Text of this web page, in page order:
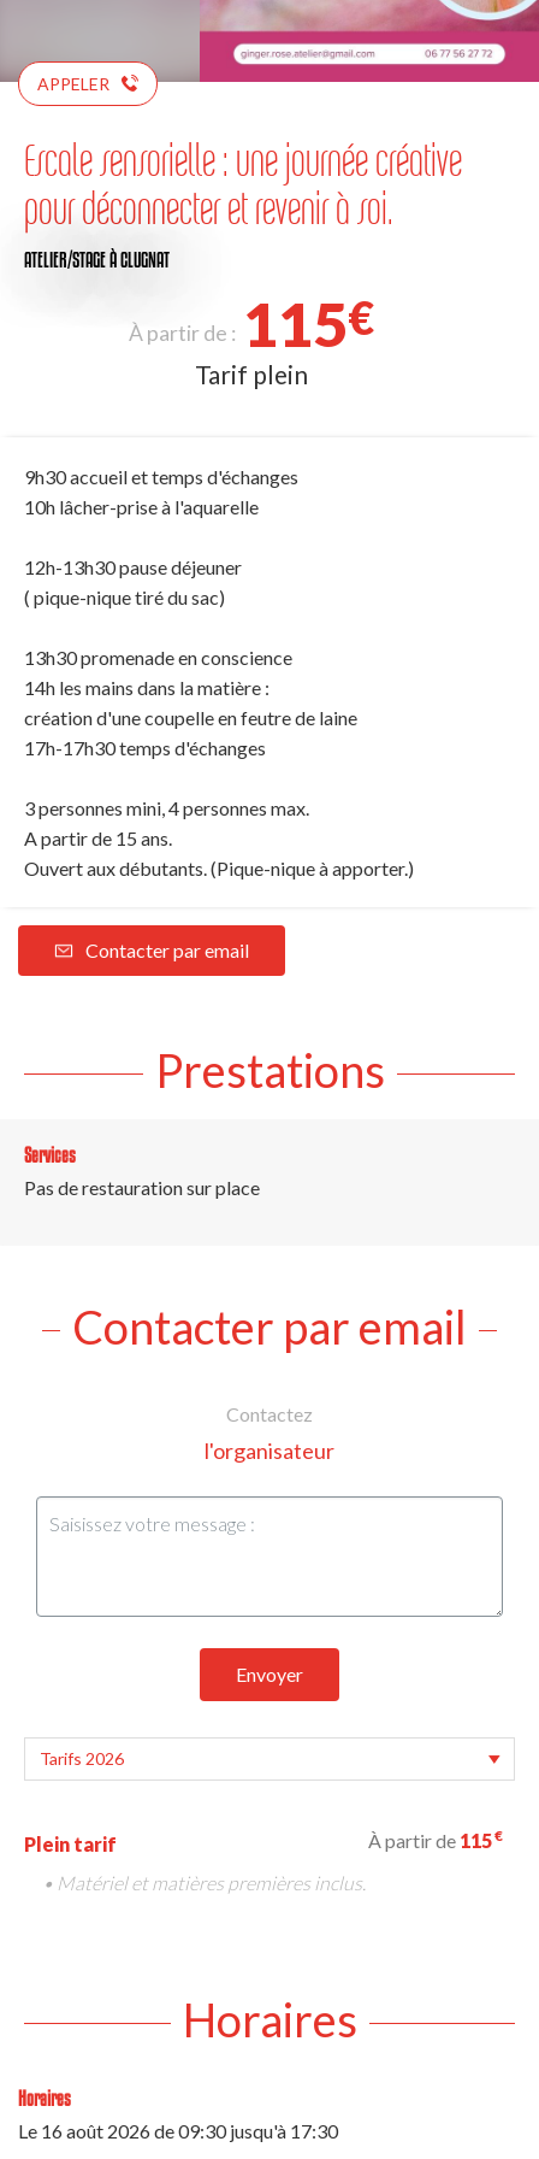
APPELER
Escale sensorielle : une journée créative
pour déconnecter et revenir à soi.
ATELIER/STAGEÀ CLUGNAT
À partir de : 115€
Tarif plein
9h30 accueil et temps d'échanges
10h lâcher-prise à l'aquarelle
12h-13h30 pause déjeuner
( pique-nique tiré du sac)
13h30 promenade en conscience
14h les mains dans la matière :
création d'une coupelle en feutre de laine
17h-17h30 temps d'échanges
3 personnes mini, 4 personnes max.
A partir de 15 ans.
Ouvert aux débutants. (Pique-nique à apporter.)
Contacter par email
Prestations
Services
Pas de restauration sur place
Contacter par email
Contactez
l'organisateur
Envoyer
Plein tarif À partir de 115€
• Matériel et matières premières inclus.
Horaires
Horaires
Le 16 août 2026de 09:30 jusqu'à 17:30